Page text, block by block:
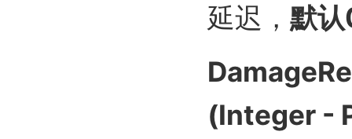
延迟， 默
(Integer -